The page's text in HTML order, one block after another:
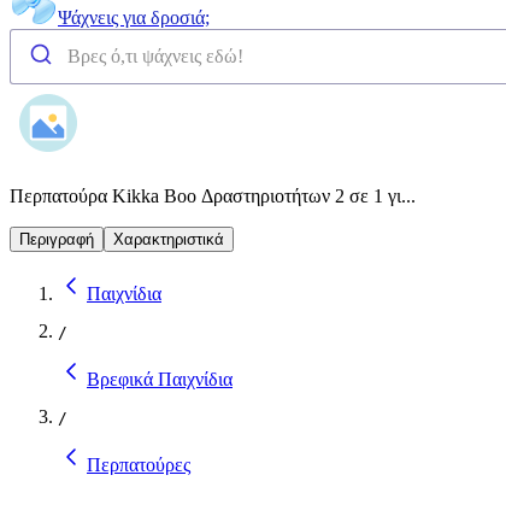
Ψάχνεις για δροσιά;
Περπατούρα Kikka Boo Δραστηριοτήτων 2 σε 1 γι...
Περιγραφή Χαρακτηριστικά
Παιχνίδια
/
Βρεφικά Παιχνίδια
/
Περπατούρες